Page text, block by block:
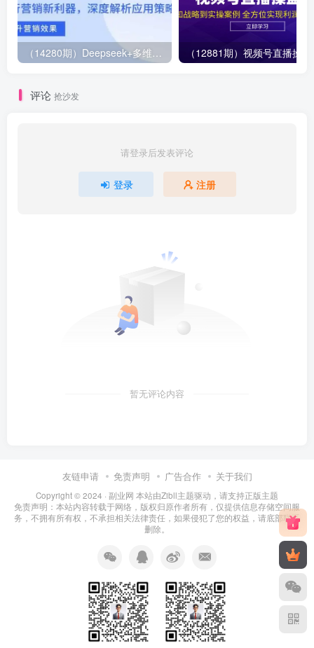
（14280期）Deepseek+多维表格，银行营销新利器，深度解析应用策略，提升营销效果
评论 抢沙发
请登录后发表评论
登录 注册
暂无评论内容
友链申请 免责声明 广告合作 关于我们
Copyright © 2024 · 副业网 本站由Zibll主题驱动，请支持正版主题
免责声明：本站内容转载于网络，版权归原作者所有，仅提供信息存储空间服
务，不拥有所有权，不承担相关法律责任，如果侵犯了您的权益，请底部联系
删除。